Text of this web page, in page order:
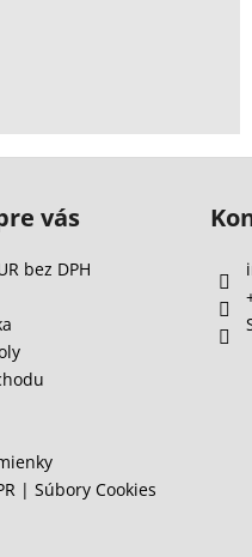
vás
bez DPH
| Súbory Cookies